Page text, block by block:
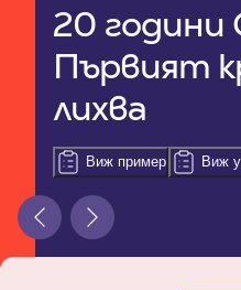
20 години
Първият
лихва
Виж пример Виж